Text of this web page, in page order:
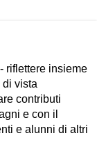
riflettere insieme
vista
contributi
e con il
e alunni di altri